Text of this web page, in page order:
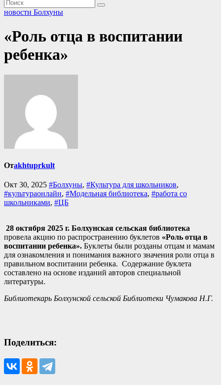
новости Болхуны
«Роль отца в воспитании
ребенка»
Отakhtuprkult
Окт 30, 2025 #Болхуны, #Культура для школьников,
#культураонлайн, #Модельная библиотека, #работа со
школьниками, #ЦБ
28 октября 2025 г. Болхунская сельская библиотека
провела акцию по распространению буклетов «Роль отца в
воспитании ребенка». Буклеты были розданы отцам и мамам
для ознакомления и понимания важного значения роли отца в
правильном воспитании ребенка. Содержание буклета
составлено на основе изданий авторов специальной
литературы.
Библиотекарь Болхунской сельской Библиотеки Чумакова Н.Г.
Поделиться: